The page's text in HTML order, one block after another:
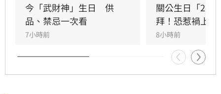
產；生肖狗偏財運強，有望獲意外之財。專家強
調，無論生肖為何，只要虔誠備妥供品祭祀，皆
能祈求聖帝祖庇佑，迎來事業順遂與財源廣進的
好運勢，建議民眾把握良機，為下半年佈局求
財。
今「武財神」生日　供
品、禁忌一次看
7小時前
關公生日「2類
拜！恐惹禍上身
8小時前